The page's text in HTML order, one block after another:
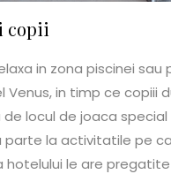
copii
in zona piscinei sau
Venus, in timp ce copiii
locul de joaca
parte la activitatile pe
hotelului le are